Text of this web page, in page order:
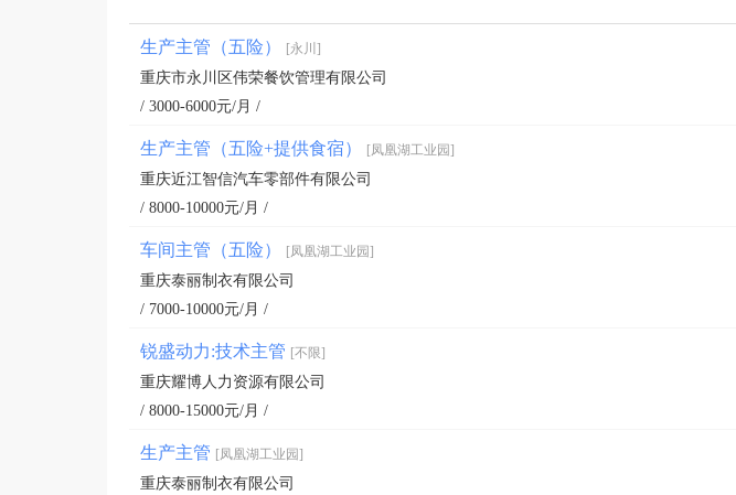
生产主管（五险） [永川]
重庆市永川区伟荣餐饮管理有限公司
/ 3000-6000元/月 /
生产主管（五险+提供食宿） [凤凰湖工业园]
重庆近江智信汽车零部件有限公司
/ 8000-10000元/月 /
车间主管（五险） [凤凰湖工业园]
重庆泰丽制衣有限公司
/ 7000-10000元/月 /
锐盛动力:技术主管 [不限]
重庆耀博人力资源有限公司
/ 8000-15000元/月 /
生产主管 [凤凰湖工业园]
重庆泰丽制衣有限公司